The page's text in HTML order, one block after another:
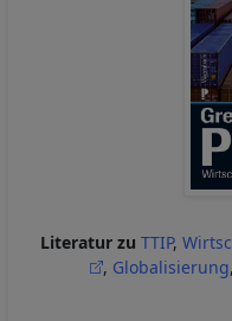
Literatur zu TTIP,
, Globalisierung,